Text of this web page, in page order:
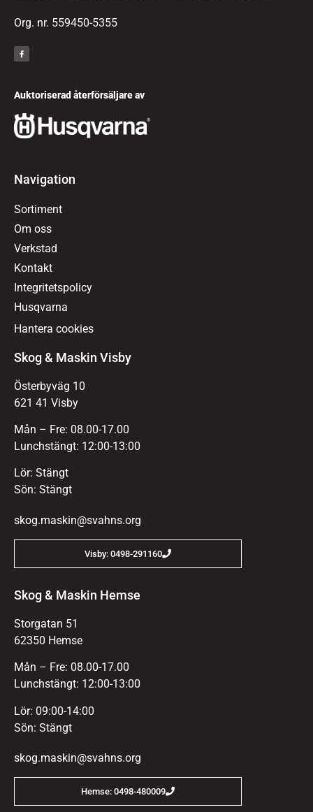
Org. nr. 559450-5355
Auktoriserad återförsäljare av
Navigation
Sortiment
Om oss
Verkstad
Kontakt
Integritetspolicy
Husqvarna
Hantera cookies
Skog & Maskin Visby
Österbyväg 10
621 41 Visby
Mån – Fre: 08.00-17.00
Lunchstängt: 12:00-13:00
Lör: Stängt
Sön: Stängt
skog.maskin@svahns.org
Visby: 0498-291160
Skog & Maskin Hemse
Storgatan 51
62350 Hemse
Mån – Fre: 08.00-17.00
Lunchstängt: 12:00-13:00
Lör: 09:00-14:00
Sön: Stängt
skog.maskin@svahns.org
Hemse: 0498-480009